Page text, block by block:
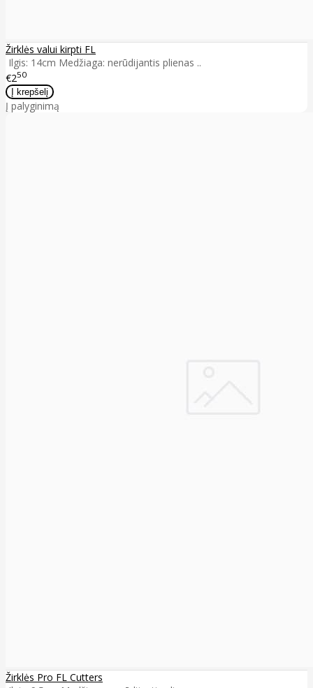
Žirklės valui kirpti FL
Ilgis: 14cm Medžiaga: nerūdijantis plienas ..
€250
Į palyginimą
Žirklės Pro FL Cutters